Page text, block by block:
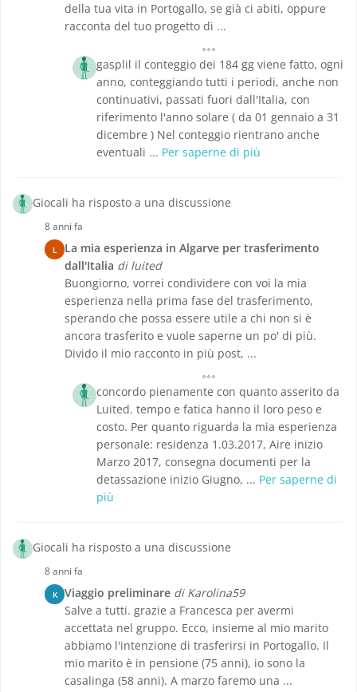
della tua vita in Portogallo, se già ci abiti, oppure
racconta del tuo progetto di ...
gasplil il conteggio dei 184 gg viene fatto, ogni
anno, conteggiando tutti i periodi, anche non
continuativi, passati fuori dall'Italia, con
riferimento l'anno solare ( da 01 gennaio a 31
dicembre ) Nel conteggio rientrano anche
eventuali ... Per saperne di più
Giocali ha risposto a una discussione
8 anni fa
L
La mia esperienza in Algarve per trasferimento
dall'Italia di luited
Buongiorno, vorrei condividere con voi la mia
esperienza nella prima fase del trasferimento,
sperando che possa essere utile a chi non si è
ancora trasferito e vuole saperne un po' di più.
Divido il mio racconto in più post, ...
concordo pienamente con quanto asserito da
Luited. tempo e fatica hanno il loro peso e
costo. Per quanto riguarda la mia esperienza
personale: residenza 1.03.2017, Aire inizio
Marzo 2017, consegna documenti per la
detassazione inizio Giugno, ... Per saperne di
più
Giocali ha risposto a una discussione
8 anni fa
K Viaggio preliminare di Karolina59
Salve a tutti. grazie a Francesca per avermi
accettata nel gruppo. Ecco, insieme al mio marito
abbiamo l'intenzione di trasferirsi in Portogallo. Il
mio marito è in pensione (75 anni), io sono la
casalinga (58 anni). A marzo faremo una ...